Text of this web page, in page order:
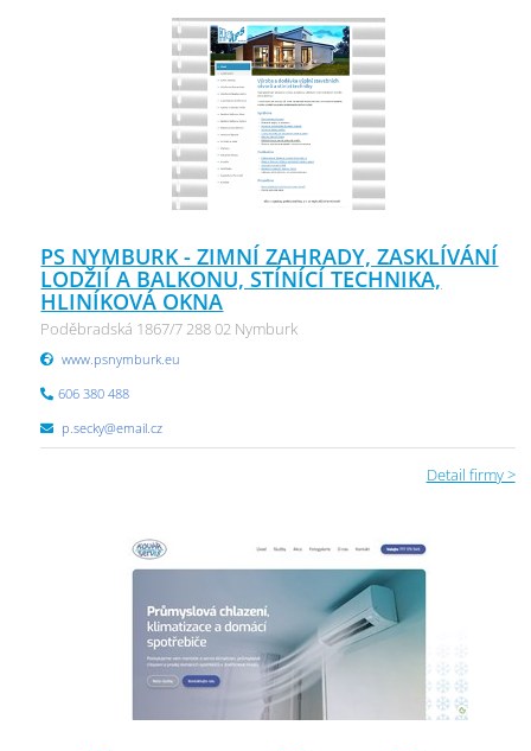
PS NYMBURK - ZIMNÍ ZAHRADY, ZASKLÍVÁNÍ
LODŽIÍ A BALKONU, STÍNÍCÍ TECHNIKA,
HLINÍKOVÁ OKNA
Poděbradská 1867/7 288 02 Nymburk
www.psnymburk.eu
606 380 488
p.secky@email.cz
Detail firmy >